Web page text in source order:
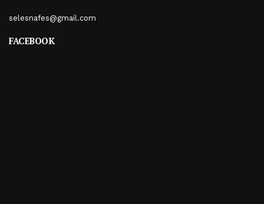
selesnafes@gmail.com
FACEBOOK